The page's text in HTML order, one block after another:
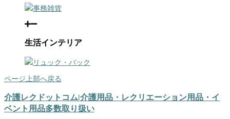
事務雑貨
生活インテリア
リュック・バック
ページ上部へ戻る
介護レクドットコム|介護用品・レクリエーション用品・イ
ベント用品多数取り扱い